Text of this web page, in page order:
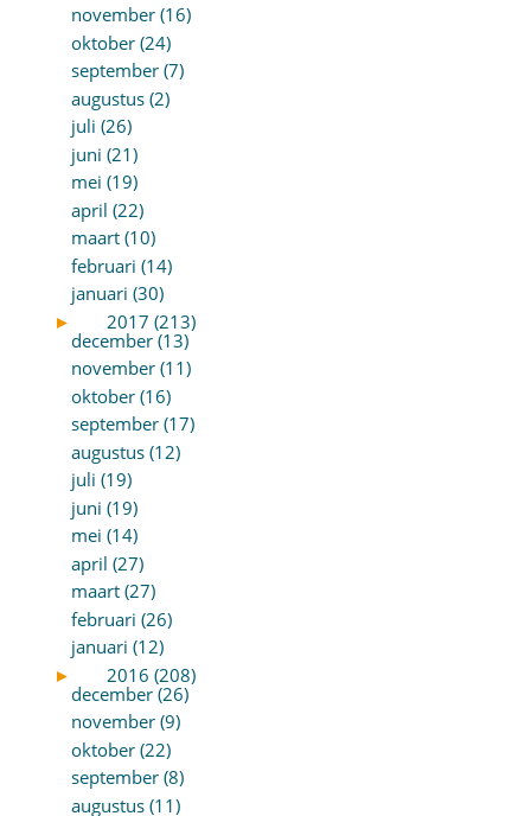
november (16)
oktober (24)
september (7)
augustus (2)
juli (26)
juni (21)
mei (19)
april (22)
maart (10)
februari (14)
januari (30)
►
2017 (213)
december (13)
november (11)
oktober (16)
september (17)
augustus (12)
juli (19)
juni (19)
mei (14)
april (27)
maart (27)
februari (26)
januari (12)
►
2016 (208)
december (26)
november (9)
oktober (22)
september (8)
augustus (11)